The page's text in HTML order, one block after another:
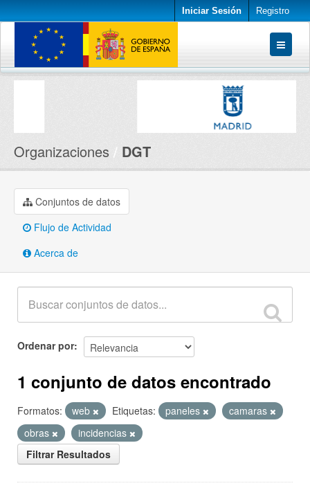
Iniciar Sesión Registro
Conjuntos de datos
Organizaciones DGT
Conjuntos de datos
Flujo de Actividad
Acerca de
Ordenar por
1 conjunto de datos encontrado
Formatos: web Etiquetas: paneles
camaras
obras
incidencias
Filtrar Resultados